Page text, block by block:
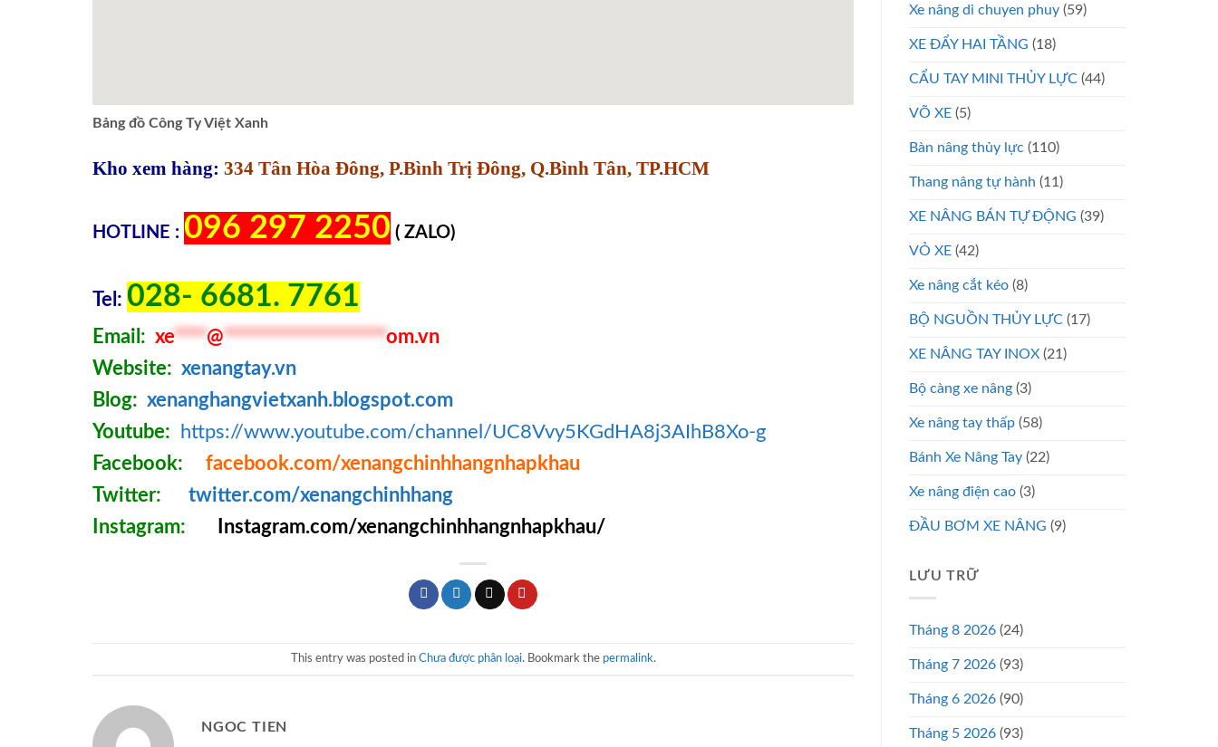
Bảng đồ Công Ty Việt Xanh
Kho xem hàng: 334 Tân Hòa Đông, P.Bình Trị Đông, Q.Bình Tân, TP.HCM
HOTLINE : 096 297 2250 ( ZALO)
Tel: 028- 6681. 7761
Email: xe****@********************om.vn
Website: xenangtay.vn
Blog: xenanghangvietxanh.blogspot.com
Youtube:
https://www.youtube.com/channel/UC8Vvy5KGdHA8j3AIhB8Xo-g
Facebook:
facebook.com/xenangchinhhangnhapkhau
Twitter:
twitter.com/xenangchinhhang
Instagram:
Instagram.com/xenangchinhhangnhapkhau/
This entry was posted in Chưa được phân loại. Bookmark the permalink.
NGOC TIEN
Xe nâng di chuyen phuy (59)
XE ĐẨY HAI TẦNG (18)
CẨU TAY MINI THỦY LỰC (44)
VÕ XE (5)
Bàn nâng thủy lực (110)
Thang nâng tự hành (11)
XE NÂNG BÁN TỰ ĐỘNG (39)
VỎ XE (42)
Xe nâng cắt kéo (8)
BỘ NGUỒN THỦY LỰC (17)
XE NÂNG TAY INOX (21)
Bộ càng xe nâng (3)
Xe nâng tay thấp (58)
Bánh Xe Nâng Tay (22)
Xe nâng điện cao (3)
ĐẦU BƠM XE NÂNG (9)
LƯU TRỮ
Tháng 8 2026 (24)
Tháng 7 2026 (93)
Tháng 6 2026 (90)
Tháng 5 2026 (93)